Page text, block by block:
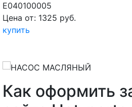
E040100005
Цена от: 1325 руб.
купить
Как оформить